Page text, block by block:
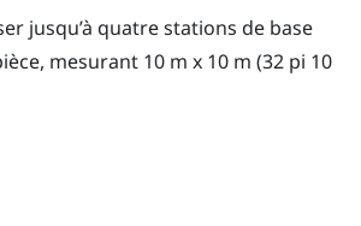
jusqu’à quatre stations de base
mesurant 10 m x 10 m (32 pi 10